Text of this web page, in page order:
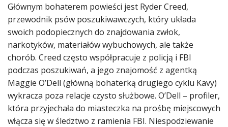
Głównym bohaterem powieści jest Ryder Creed,
przewodnik psów poszukiwawczych, który układa
swoich podopiecznych do znajdowania zwłok,
narkotyków, materiałów wybuchowych, ale także
chorób. Creed często współpracuje z policją i FBI
podczas poszukiwań, a jego znajomość z agentką
Maggie O’Dell (główną bohaterką drugiego cyklu Kavy)
wykracza poza relacje czysto służbowe. O’Dell – profiler,
która przyjechała do miasteczka na prośbę miejscowych
włącza się w śledztwo z ramienia FBI. Niespodziewanie